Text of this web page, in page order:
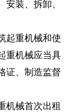
装、拆卸、
重机械和使
重机械应当具
证、制造监督
械首次出租